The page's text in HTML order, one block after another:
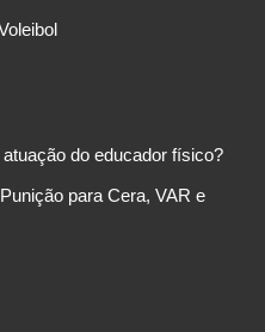
do educador físico?
para Cera, VAR e